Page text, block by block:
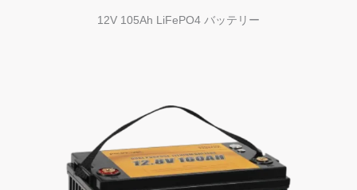
12V 105Ah LiFePO4 バッテリー